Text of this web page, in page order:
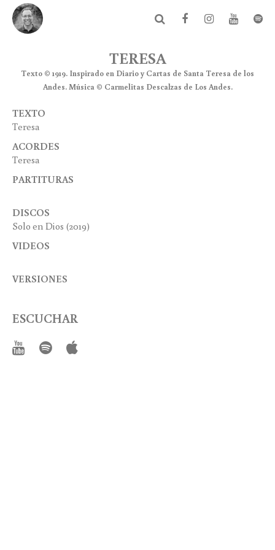
TERESA
Texto © 1919. Inspirado en Diario y Cartas de Santa Teresa de los
Andes. Música © Carmelitas Descalzas de Los Andes.
TEXTO
Teresa
ACORDES
Teresa
PARTITURAS
DISCOS
Solo en Dios (2019)
VIDEOS
VERSIONES
ESCUCHAR